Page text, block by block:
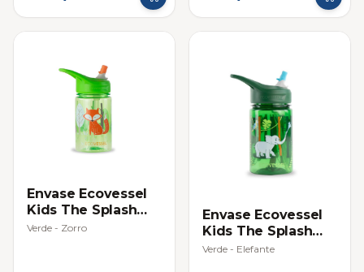
Envase Ecovessel
Kids The Splash
12oz (354ml)
Verde - Zorro
Envase Ecovessel
Kids The Splash
12oz (354ml)
Verde - Elefante